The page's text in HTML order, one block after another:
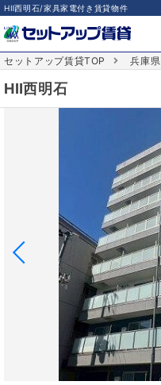
HⅡ西明石/家具家電付き賃貸物件
セットアップ賃貸TOP 兵庫県
HⅡ西明石